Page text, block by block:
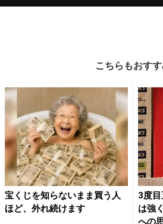
こちらもおす
宝くじを知らないまま買う人
ほど、外れ続けます
3度
は強
への